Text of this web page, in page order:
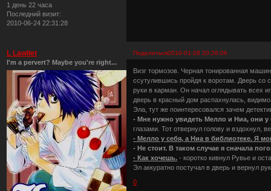
1 день 22 часа
Последний визит:
2010-06-24 22:31:28
Поделиться2010-01-28 20:28:06
L Lawliet
I'm a pervert? Maybe you're right...
Визг тормозов. Черная тонированная
ссутулившись пройдя к воротам. Дверь
руки в карман. Он начал оглядывать всех
дверь в красный дом распахнулась,
Эла, тут же поинтересовался зачем
- Мне нужно увидеть Мелло и Ниа, они у
глазами. Тот отвернул голову и вздохнул,
- Мелло у себя, а Ниа в библиотеке. Я
- Не стоит. В таком случае я сначала
- Как хочешь. - коротко кивнул Рувье и
Эл аккуратно постучал в дверь и вернул
0